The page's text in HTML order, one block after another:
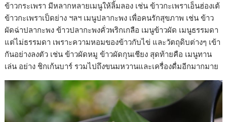
ข้าวกระเพรา มีหลากหลายเมนูให้ลิ้มลอง เช่น ข้าวกะเพราเอ็นฮ่องเต้
ข้าวกะเพราเป็ดย่าง ฯลฯ เมนูปลากะพง เพื่อคนรักสุขภาพ เช่น ข้าว
ผัดฉ่าปลากะพง ข้าวปลากะพงคั่วพริกเกลือ เมนูข้าวผัด เมนูธรรมดา
แต่ไม่ธรรมดา เพราะความหอมของข้าวกับไข่ และวัตถุดิบต่างๆ เข้า
กันอย่างลงตัว เช่น ข้าวผัดหมู ข้าวผัดกุนเชียง สุดท้ายคือ เมนูทาน
เล่น อย่าง ชิกเก้นบาร์ รวมไปถึงขนมหวานและเครื่องดื่มอีกมากมาย